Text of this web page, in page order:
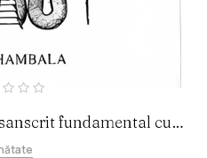
fundamental cu
virtuţile...